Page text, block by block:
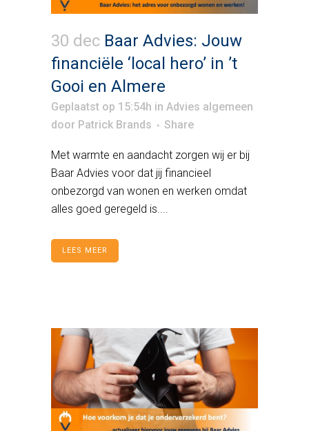
30 dec Baar Advies: Jouw
financiële ‘local hero’ in ’t
Gooi en Almere
Geplaatst op 15:54h in Advies algemeen
door Patrick Brands Share
Met warmte en aandacht zorgen wij er bij
Baar Advies voor dat jij financieel
onbezorgd van wonen en werken omdat
alles goed geregeld is....
LEES MEER